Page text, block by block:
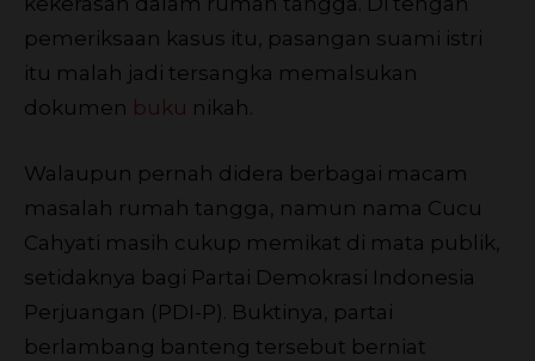
pemeriksaan kasus itu, pasangan suami istri
itu malah jadi tersangka memalsukan
dokumen buku nikah.
Walaupun pernah didera berbagai macam
masalah rumah tangga, namun nama Cucu
Cahyati masih cukup memikat di mata publik,
setidaknya bagi Partai Demokrasi Indonesia
Perjuangan (PDI-P). Buktinya, partai
berlambang banteng tersebut berniat